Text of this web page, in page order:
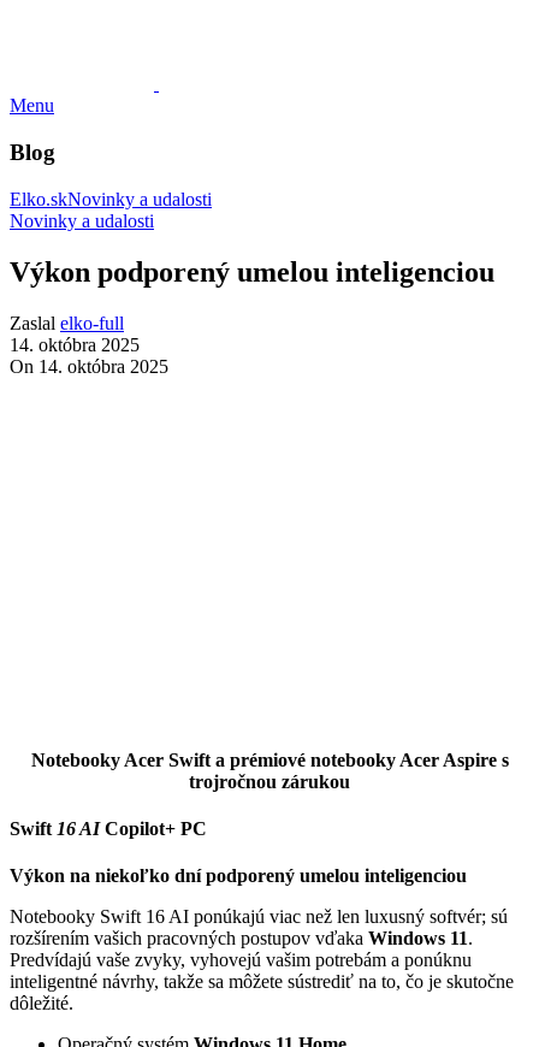
Menu
Blog
Elko.skNovinky a udalosti
Novinky a udalosti
Výkon podporený umelou inteligenciou
Zaslal elko-full
14. októbra 2025
On 14. októbra 2025
Notebooky Acer Swift a prémiové notebooky Acer Aspire s
trojročnou zárukou
Swift 16 AICopilot+ PC
Výkon na niekoľko dní podporený umelou inteligenciou
Notebooky Swift 16 AI ponúkajú viac než len luxusný softvér; sú
rozšírením vašich pracovných postupov vďaka Windows 11.
Predvídajú vaše zvyky, vyhovejú vašim potrebám a ponúknu
inteligentné návrhy, takže sa môžete sústrediť na to, čo je skutočne
dôležité.